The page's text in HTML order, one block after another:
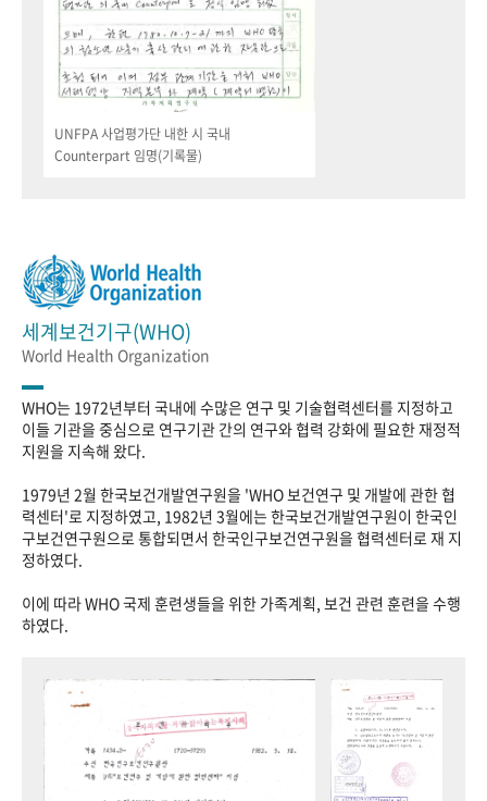
UNFPA 사업평가단 내한 시 국내
Counterpart 임명(기록물)
세계보건기구(WHO)
World Health Organization
WHO는 1972년부터 국내에 수많은 연구 및 기술협력센터를 지정하고
이들 기관을 중심으로 연구기관 간의 연구와 협력 강화에 필요한 재정적
지원을 지속해 왔다.
1979년 2월 한국보건개발연구원을 'WHO 보건연구 및 개발에 관한 협
력센터'로 지정하였고, 1982년 3월에는 한국보건개발연구원이 한국인
구보건연구원으로 통합되면서 한국인구보건연구원을 협력센터로 재 지
정하였다.
이에 따라 WHO 국제 훈련생들을 위한 가족계획, 보건 관련 훈련을 수행
하였다.